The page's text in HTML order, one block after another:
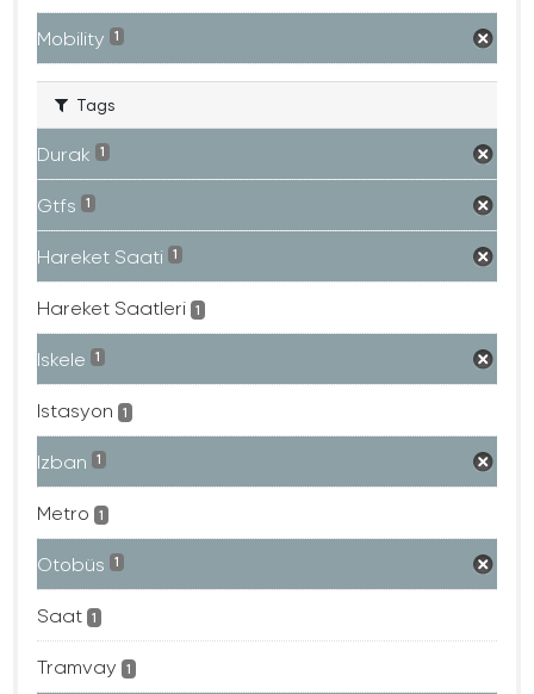
Mobility 1
Tags
Durak 1
Gtfs 1
Hareket Saati 1
Hareket Saatleri 1
Iskele 1
Istasyon 1
Izban 1
Metro 1
Otobüs 1
Saat 1
Tramvay 1